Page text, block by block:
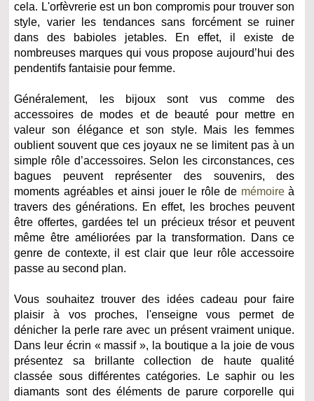
cela. L'orfèvrerie est un bon compromis pour trouver son
style, varier les tendances sans forcément se ruiner
dans des babioles jetables. En effet, il existe de
nombreuses marques qui vous propose aujourd’hui des
pendentifs fantaisie pour femme.
Généralement, les bijoux sont vus comme des
accessoires de modes et de beauté pour mettre en
valeur son élégance et son style. Mais les femmes
oublient souvent que ces joyaux ne se limitent pas à un
simple rôle d’accessoires. Selon les circonstances, ces
bagues peuvent représenter des souvenirs, des
moments agréables et ainsi jouer le rôle de mémoireà
travers des générations. En effet, les broches peuvent
être offertes, gardées tel un précieux trésor et peuvent
même être améliorées par la transformation. Dans ce
genre de contexte, il est clair que leur rôle accessoire
passe au second plan.
Vous souhaitez trouver des idées cadeau pour faire
plaisir à vos proches, l'enseigne vous permet de
dénicher la perle rare avec un présent vraiment unique.
Dans leur écrin « massif », la boutique a la joie de vous
présentez sa brillante collection de haute qualité
classée sous différentes catégories. Le saphir ou les
diamants sont des éléments de parure corporelle qui